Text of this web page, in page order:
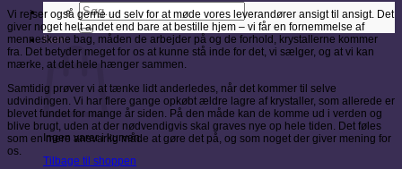
Søg
efter:
Kurv
Ingen varer i kurven.
Tilbage til shoppen
Vi rejser også gerne ud selv for at møde vores leverandører ansigt til ansigt. Det
giver noget helt andet end bare at bestille hjem – vi får en fornemmelse af
menneskene bag, måden de arbejder på og de forhold, krystallerne kommer
fra. Det betyder meget for os at kunne stå inde for det, vi sælger, og at vi kan
mærke, at det hele hænger sammen.
Samtidig prøver vi at tænke lidt anderledes, når det kommer til selve
udvindingen. Vi har flere gange opkøbt ældre lagre af krystaller, som allerede er
blevet fundet for mange år siden. På den måde kan de komme ud i verden og
blive brugt, uden at der nødvendigvis skal graves nye op hele tiden. Det føles
som en mere ansvarlig måde at gøre det på, og som noget der giver mening for
os.